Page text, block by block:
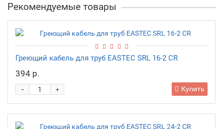
Рекомендуемые товары
Греющий кабель для труб EASTEC SRL 16-2 CR
394 р.
+
- Купить